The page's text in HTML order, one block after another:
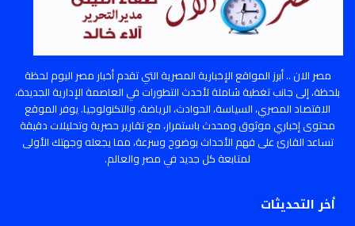
مصر الان .. أبرز المواقع الإخبارية المصرية التي تقدم أخبار مصر اليوم لحظة
بلحظة، إلى جانب تغطية شاملة لأحدث التطورات في العاصمة الإدارية الجديدة،
الاقتصاد المصري، السياسة، الحوادث، الرياضة، والتكنولوجيا. يوفر الموقع
محتوى إخباري موثوق ومحدث باستمرار، مع تقارير حصرية وتحليلات دقيقة
تساعد القارئ على فهم الأحداث بوضوح وسرعة، مما يجعله وجهتك الأولى
لمتابعة كل جديد في مصر والعالم.
أخر التحديثات